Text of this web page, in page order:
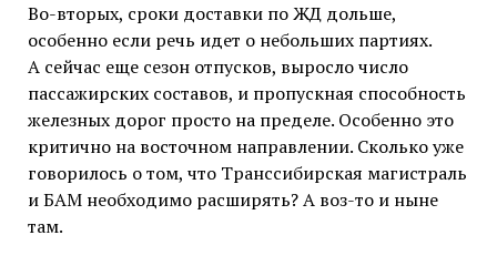
Во-вторых, сроки доставки по ЖД дольше,
особенно если речь идет о небольших партиях.
А сейчас еще сезон отпусков, выросло число
пассажирских составов, и пропускная способность
железных дорог просто на пределе. Особенно это
критично на восточном направлении. Сколько уже
говорилось о том, что Транссибирская магистраль
и БАМ необходимо расширять? А воз-то и ныне
там.